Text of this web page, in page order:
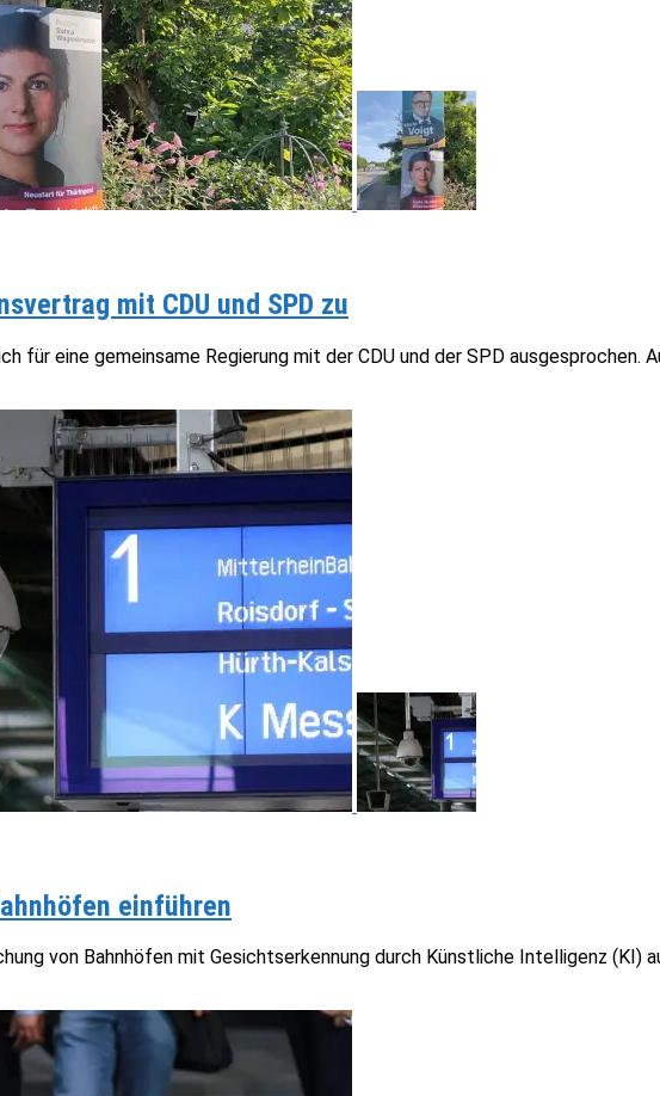
mit CDU und SPD zu
für eine gemeinsame Regierung mit der CDU und der SPD ausgesprochen.
einführen
von Bahnhöfen mit Gesichtserkennung durch Künstliche Intelligenz (KI)